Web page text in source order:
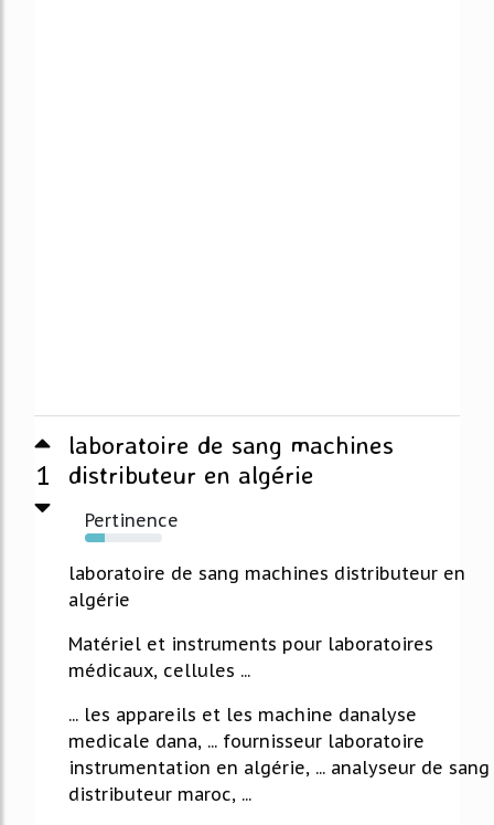
1
laboratoire de sang machines
distributeur en algérie
Pertinence
25%
laboratoire de sang machines distributeur en
algérie
Matériel et instruments pour laboratoires
médicaux, cellules ...
... les appareils et les machine danalyse
medicale dana, ... fournisseur laboratoire
instrumentation en algérie, ... analyseur de sang
distributeur maroc, ...